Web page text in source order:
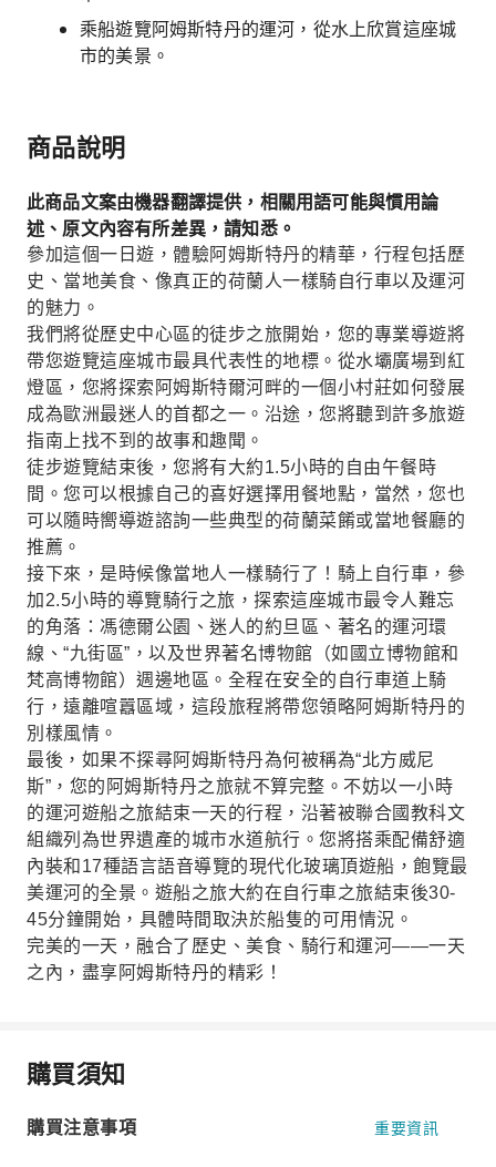
乘船遊覽阿姆斯特丹的運河，從水上欣賞這座城
市的美景。
商品說明
此商品文案由機器翻譯提供，相關用語可能與慣用論
述、原文內容有所差異，請知悉。
參加這個一日遊，體驗阿姆斯特丹的精華，行程包括歷
史、當地美食、像真正的荷蘭人一樣騎自行車以及運河
的魅力。
我們將從歷史中心區的徒步之旅開始，您的專業導遊將
帶您遊覽這座城市最具代表性的地標。從水壩廣場到紅
燈區，您將探索阿姆斯特爾河畔的一個小村莊如何發展
成為歐洲最迷人的首都之一。沿途，您將聽到許多旅遊
指南上找不到的故事和趣聞。
徒步遊覽結束後，您將有大約1.5小時的自由午餐時
間。您可以根據自己的喜好選擇用餐地點，當然，您也
可以隨時嚮導遊諮詢一些典型的荷蘭菜餚或當地餐廳的
推薦。
接下來，是時候像當地人一樣騎行了！騎上自行車，參
加2.5小時的導覽騎行之旅，探索這座城市最令人難忘
的角落：馮德爾公園、迷人的約旦區、著名的運河環
線、“九街區”，以及世界著名博物館（如國立博物館和
梵高博物館）週邊地區。全程在安全的自行車道上騎
行，遠離喧囂區域，這段旅程將帶您領略阿姆斯特丹的
別樣風情。
最後，如果不探尋阿姆斯特丹為何被稱為“北方威尼
斯”，您的阿姆斯特丹之旅就不算完整。不妨以一小時
的運河遊船之旅結束一天的行程，沿著被聯合國教科文
組織列為世界遺產的城市水道航行。您將搭乘配備舒適
內裝和17種語言語音導覽的現代化玻璃頂遊船，飽覽最
美運河的全景。遊船之旅大約在自行車之旅結束後30-
45分鐘開始，具體時間取決於船隻的可用情況。
完美的一天，融合了歷史、美食、騎行和運河——一天
之內，盡享阿姆斯特丹的精彩！
購買須知
購買注意事項 重要資訊